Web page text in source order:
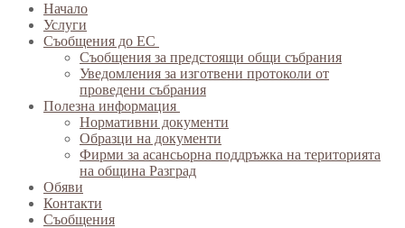
Начало
Услуги
Съобщения до ЕС
Съобщения за предстоящи общи събрания
Уведомления за изготвени протоколи от
проведени събрания
Полезна информация
Нормативни документи
Образци на документи
Фирми за асансьорна поддръжка на територията
на община Разград
Обяви
Контакти
Съобщения